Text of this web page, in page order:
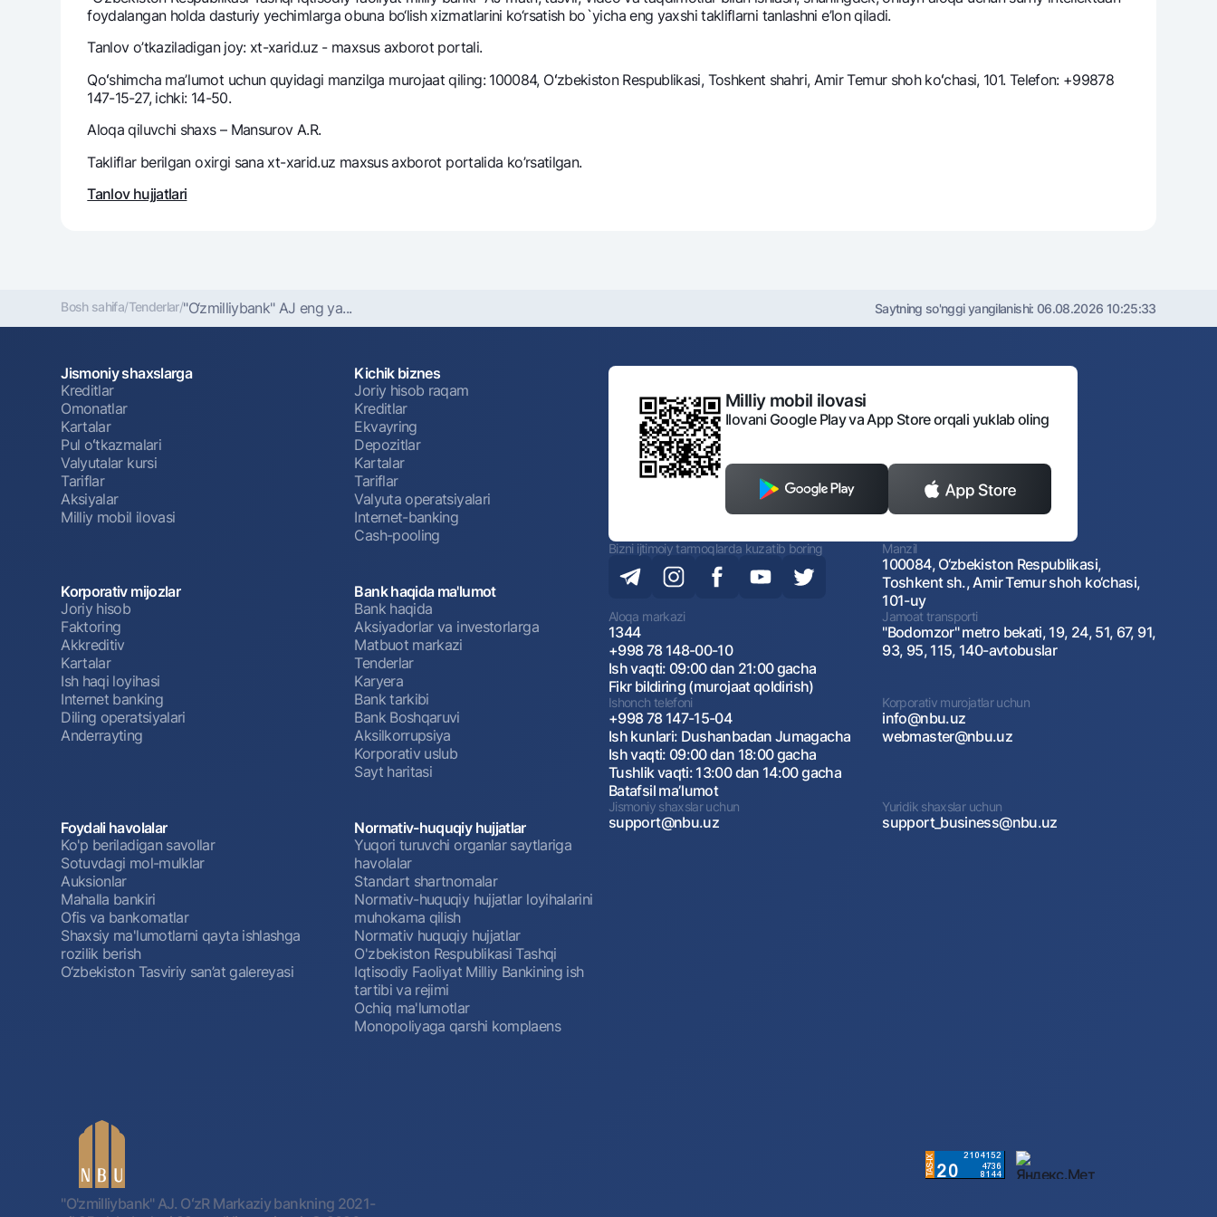
NBU’dan oltin quymalar
Kumush omonat
Garmin pay
Pul oʻtkazmalari Valyutalar kursi
Eskrou hisobvarag‘i
Tariflar
Ko'p beriladigan savollar
Sayt bo‘yicha qidiring
Foydali havolalar
Ko'p beriladigan savollarMatbuot markaziOfis va bankomatlar
Bizni ijtimoiy tarmoqlarda kuzatib boring Aloqa markazi
1344
foydalangan holda dasturiy yechimlarga obuna bo‘lish xizmatlarini ko‘rsatish bo`yicha eng yaxshi takliflarni tanlashni e’lon qiladi.
Tanlov o’tkaziladigan joy: xt-xarid.uz - maxsus axborot portali.
Qoʻshimcha maʼlumot uchun quyidagi manzilga murojaat qiling: 100084, Oʻzbekiston Respublikasi, Toshkent shahri, Amir Temur shoh koʻchasi, 101. Telefon: +99878
147-15-27, ichki: 14-50.
Aloqa qiluvchi shaxs – Mansurov A.R.
Takliflar berilgan oxirgi sana xt-xarid.uz maxsus axborot portalida ko’rsatilgan.
Tanlov hujjatlari
Bosh sahifa/Tenderlar/"O‘zmilliybank" AJ eng ya... Saytning so'nggi yangilanishi: 06.08.2026 10:25:33
Jismoniy shaxslarga
Kreditlar
Omonatlar
Kartalar
Pul oʻtkazmalari
Valyutalar kursi
Tariflar
Aksiyalar
Milliy mobil ilovasi
Kichik biznes
Joriy hisob raqam
Kreditlar
Ekvayring
Depozitlar
Kartalar
Tariflar
Valyuta operatsiyalari
Internet-banking
Cash-pooling
Korporativ mijozlar
Joriy hisob
Faktoring
Akkreditiv
Kartalar
Ish haqi loyihasi
Internet banking
Diling operatsiyalari
Anderrayting
Bank haqida ma'lumot
Bank haqida
Aksiyadorlar va investorlarga
Matbuot markazi
Tenderlar
Karyera
Bank tarkibi
Bank Boshqaruvi
Aksilkorrupsiya
Korporativ uslub
Sayt haritasi
Foydali havolalar
Ko'p beriladigan savollar
Sotuvdagi mol-mulklar
Auksionlar
Mahalla bankiri
Ofis va bankomatlar
Shaxsiy ma'lumotlarni qayta ishlashga
rozilik berish
O‘zbekiston Tasviriy san’at galereyasi
Normativ-huquqiy hujjatlar
Yuqori turuvchi organlar saytlariga
havolalar
Standart shartnomalar
Normativ-huquqiy hujjatlar loyihalarini
muhokama qilish
Normativ huquqiy hujjatlar
O'zbekiston Respublikasi Tashqi
Iqtisodiy Faoliyat Milliy Bankining ish
tartibi va rejimi
Ochiq ma'lumotlar
Monopoliyaga qarshi komplaens
Milliy mobil ilovasi
Ilovani Google Play va App Store orqali yuklab oling
Bizni ijtimoiy tarmoqlarda kuzatib boring Manzil
100084, O‘zbekiston Respublikasi,
Toshkent sh., Amir Temur shoh ko‘chasi,
101-uy
Aloqa markazi
1344
+998 78 148-00-10
Ish vaqti: 09:00 dan 21:00 gacha
Fikr bildiring (murojaat qoldirish)
Jamoat transporti
"Bodomzor" metro bekati, 19, 24, 51, 67, 91,
93, 95, 115, 140-avtobuslar
Ishonch telefoni
+998 78 147-15-04
Ish kunlari: Dushanbadan Jumagacha
Ish vaqti: 09:00 dan 18:00 gacha
Tushlik vaqti: 13:00 dan 14:00 gacha
Batafsil maʼlumot
Korporativ murojatlar uchun
info@nbu.uz
webmaster@nbu.uz
Jismoniy shaxslar uchun
support@nbu.uz
Yuridik shaxslar uchun
support_business@nbu.uz
"O'zmilliybank" AJ. OʻzR Markaziy bankning 2021-